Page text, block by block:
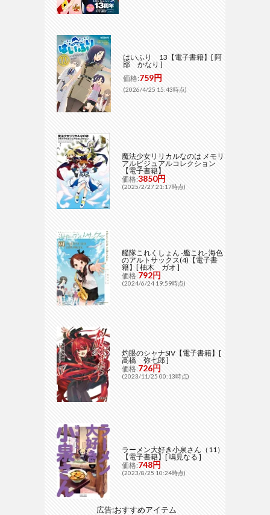
はいふり 13【電子書籍】[ 阿
部 かなり ]
価格:759円
(2026/4/25 15:43時点)
魔法少女リリカルなのは メモリ
アルビジュアルコレクション
【電子書籍】
価格:3850円
(2025/2/27 21:17時点)
艦隊これくしょん -艦これ- 海色
のアルトサックス(4)【電子書
籍】[ 柚木 ガオ ]
価格:792円
(2024/6/24 19:59時点)
灼眼のシャナSIV【電子書籍】[
高橋 弥七郎 ]
価格:726円
(2023/11/25 00:13時点)
ラーメン大好き小泉さん（11）
【電子書籍】[ 鳴見なる ]
価格:748円
(2023/8/25 10:24時点)
広告:おすすめアイテム